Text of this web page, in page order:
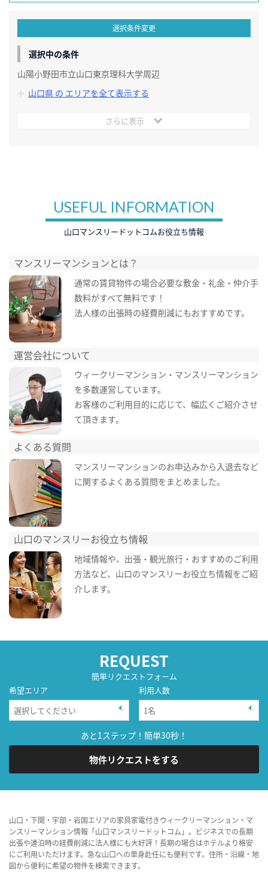
選択条件変更
選択中の条件
山陽小野田市立山口東京理科大学周辺
山口県 の エリアを全て表示する
さらに表示
USEFUL INFORMATION
山口マンスリードットコムお役立ち情報
マンスリーマンションとは？
通常の賃貸物件の場合必要な敷金・礼金・仲介手
数料がすべて無料です！
法人様の出張時の経費削減にもおすすめです。
運営会社について
ウィークリーマンション・マンスリーマンション
を多数運営しています。
お客様のご利用目的に応じて、幅広くご紹介させ
て頂きます。
よくある質問
マンスリーマンションのお申込みから入退去など
に関するよくある質問をまとめました。
山口のマンスリーお役立ち情報
地域情報や、出張・観光旅行・おすすめのご利用
方法など、山口のマンスリーお役立ち情報をご紹
介します。
REQUEST
簡単リクエストフォーム
希望エリア
利用人数
あと1ステップ！簡単30秒！
物件リクエストをする
山口・下関・宇部・岩国エリアの家具家電付きウィークリーマンション・マ
ンスリーマンション情報「山口マンスリードットコム」。ビジネスでの長期
出張や連泊時の経費削減に法人様にも大好評！長期の場合はホテルより格安
にご利用いただけます。急な山口への単身赴任にも便利です。住所・沿線・地
図から便利に希望の物件を検索できます。